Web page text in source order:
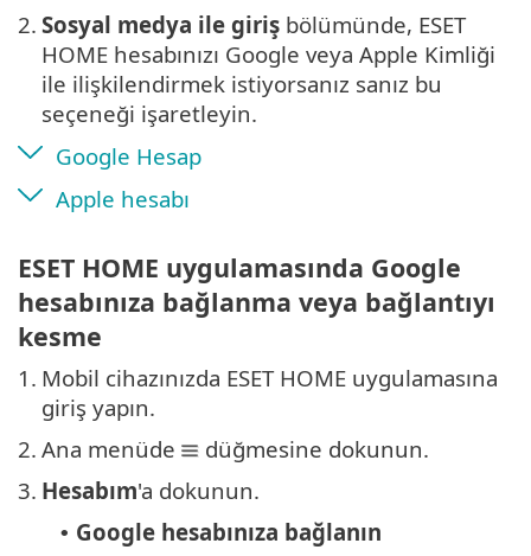
2. Sosyal medya ile giriş bölümünde, ESET
HOME hesabınızı Google veya Apple Kimliği
ile ilişkilendirmek istiyorsanız sanız bu
seçeneği işaretleyin.
Google Hesap
Apple hesabı
ESET HOME uygulamasında Google
hesabınıza bağlanma veya bağlantıyı
kesme
1. Mobil cihazınızda ESET HOME uygulamasına
giriş yapın.
2. Ana menüde
düğmesine dokunun.
3. Hesabım'a dokunun.
• Google hesabınıza bağlanın